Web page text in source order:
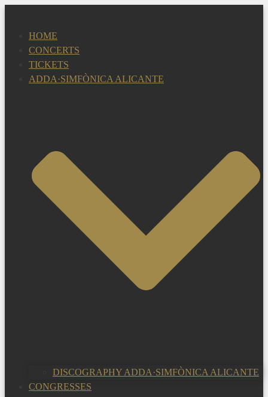
contentHOME
CONCERTS
TICKETS
ADDA·SIMFÒNICA ALICANTE
DISCOGRAPHY ADDA·SIMFÒNICA ALICANTE
CONGRESSES